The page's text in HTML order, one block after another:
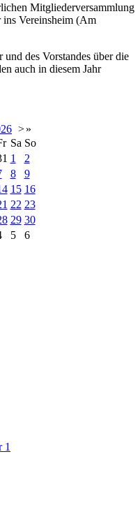
Mitgliederversammlung
ins Vereinsheim (Am
des Vorstandes über die
auch in diesem Jahr
>»
Sa So
1
2
8
9
15 16
22 23
29 30
5 6